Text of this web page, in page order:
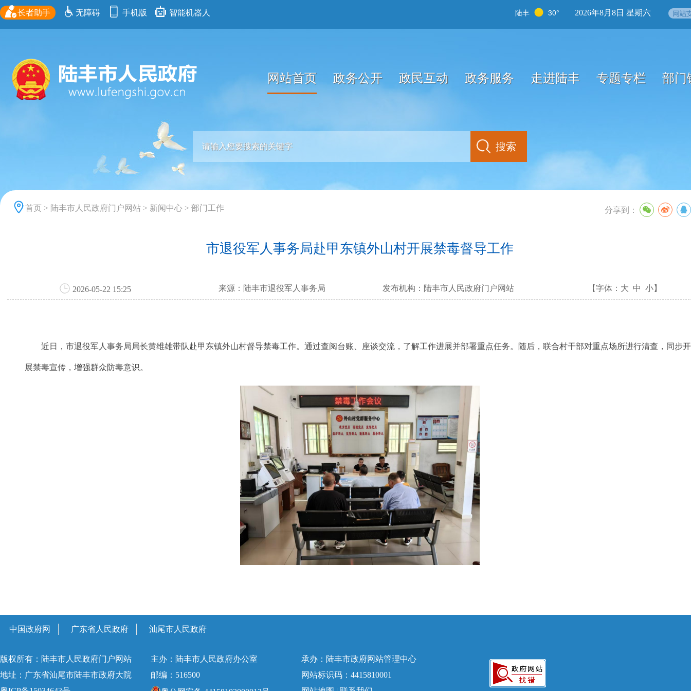
长者助手 无障碍 手机版 智能机器人 陆丰 30° 2026年8月8日 星期六
网站首页 政务公开 政民互动 政务服务 走进陆丰 专题专栏 部门
首页 > 陆丰市人民政府门户网站 > 新闻中心 > 部门工作 分享到：
市退役军人事务局赴甲东镇外山村开展禁毒督导工作
2026-05-22 15:25 来源： 陆丰市退役军人事务局 发布机构： 陆丰市人民政府门户网站 【字体： 大 中 小】
近日，市退役军人事务局局长黄维雄带队赴甲东镇外山村督导禁毒工作。通过查阅台账、座谈交流，了解工作进展并部署重点任务。随后，联合村干部对重点场所进行清查，同步开
展禁毒宣传，增强群众防毒意识。
中国政府网 广东省人民政府 汕尾市人民政府
版权所有：陆丰市人民政府门户网站 主办：陆丰市人民政府办公室
承办：陆丰市政府网站管理中心
地址：广东省汕尾市陆丰市政府大院
邮编：516500
网站标识码：4415810001